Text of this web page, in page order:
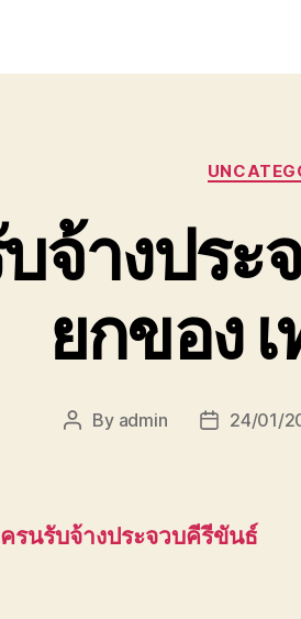
จ้างปร
ยกของ
Post
By admin
Post24/01/
ครนรับจ้างประจวบคีรีขันธ์